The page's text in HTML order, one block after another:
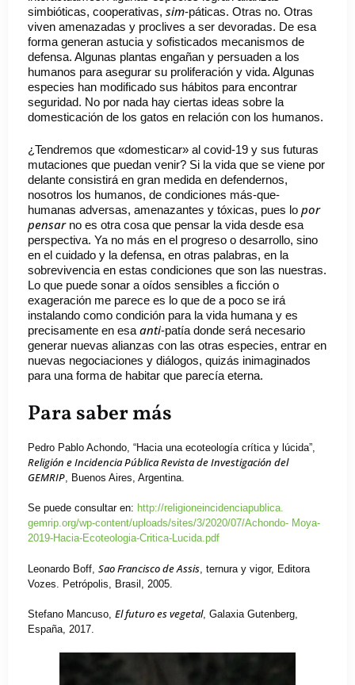
simbióticas, cooperativas, sim-páticas. Otras no. Otras
viven amenazadas y proclives a ser devoradas. De esa
forma generan astucia y sofisticados mecanismos de
defensa. Algunas plantas engañan y persuaden a los
humanos para asegurar su proliferación y vida. Algunas
especies han modificado sus hábitos para encontrar
seguridad. No por nada hay ciertas ideas sobre la
domesticación de los gatos en relación con los humanos.
¿Tendremos que «domesticar» al covid-19 y sus futuras
mutaciones que puedan venir? Si la vida que se viene por
delante consistirá en gran medida en defendernos,
nosotros los humanos, de condiciones más-que-
humanas adversas, amenazantes y tóxicas, pues lo por
pensar no es otra cosa que pensar la vida desde esa
perspectiva. Ya no más en el progreso o desarrollo, sino
en el cuidado y la defensa, en otras palabras, en la
sobrevivencia en estas condiciones que son las nuestras.
Lo que puede sonar a oídos sensibles a ficción o
exageración me parece es lo que de a poco se irá
instalando como condición para la vida humana y es
precisamente en esa anti-patía donde será necesario
generar nuevas alianzas con las otras especies, entrar en
nuevas negociaciones y diálogos, quizás inimaginados
para una forma de habitar que parecía eterna.
Para saber más
Pedro Pablo Achondo, “Hacia una ecoteología crítica y lúcida”,
Religión e Incidencia Pública Revista de Investigación del
GEMRIP , Buenos Aires, Argentina.
Se puede consultar en: http://religioneincidenciapublica.
gemrip.org/wp-content/uploads/sites/3/2020/07/Achondo- Moya-
2019-Hacia-Ecoteologia-Critica-Lucida.pdf
Leonardo Boff, Sao Francisco de Assis , ternura y vigor, Editora
Vozes. Petrópolis, Brasil, 2005.
Stefano Mancuso, El futuro es vegetal, Galaxia Gutenberg,
España, 2017.